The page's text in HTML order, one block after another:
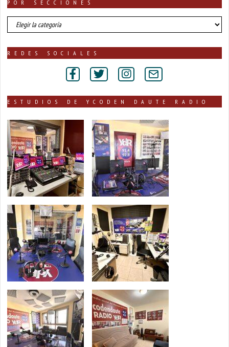
POR SECCIONES
número
de
publicadas
REDES SOCIALES
ESTUDIOS DE YCODEN DAUTE RADIO